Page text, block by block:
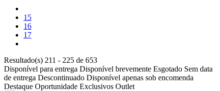
15
16
17
Resultado(s) 211 - 225 de 653
Disponível para entrega Disponível brevemente Esgotado Sem data
de entrega Descontinuado Disponível apenas sob encomenda
Destaque Oportunidade Exclusivos Outlet